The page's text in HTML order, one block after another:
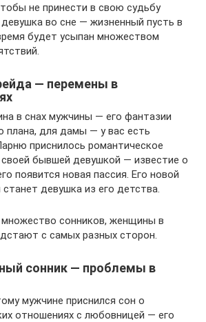
не принести в свою судьбу
во сне — жизненный пусть в
будет усыпан множеством
— перемены в
в снах мужчины — его фантазии
плана, для дамы — у вас есть
приснилось романтическое
бывшей девушкой — известие о
появится новая пассия. Его новой
станет девушка из его детства.
сонников, женщины в
с самых разных сторон.
сонник — проблемы в
мужчине приснился сон о
отношениях с любовницей — его